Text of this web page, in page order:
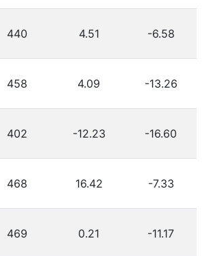
440 4.51 -6.58
458 4.09 -13.26
402 -12.23 -16.60
468 16.42 -7.33
469 0.21 -11.17